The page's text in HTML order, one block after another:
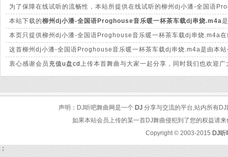
为了保障在线试听的流畅性，本站所提供在线试听的柳州dj小潘-全国语
件有很大的差别。
本站下载的柳州dj小潘-全国语Proghouse音乐暖一杯茶车载dj串烧.m4a
脆高清晰。
本页只提供柳州dj小潘-全国语Proghouse音乐暖一杯茶车载dj串烧.m4a
这首柳州dj小潘-全国语Proghouse音乐暖一杯茶车载dj串烧.m4a是由本
衷心感谢会员 充值u盘cd 上传本首舞曲与大家一起分享，同时我们也欢迎
声明：DJ听吧舞曲网是一个 DJ 分享与交流的平台,站内所有
如果本站会员上传的某一首DJ舞曲侵犯到了您的权益请
Copyright © 2003-2015 DJ
；